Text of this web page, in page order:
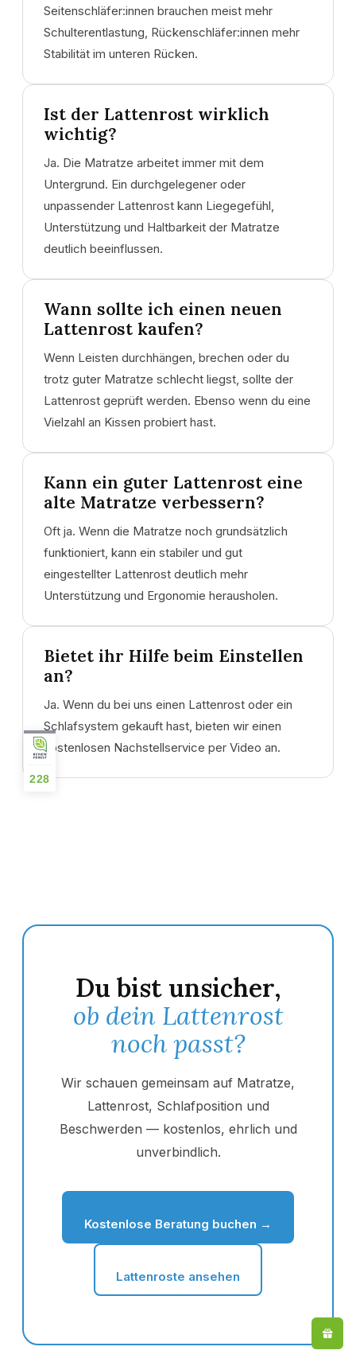
Seitenschläfer:innen brauchen meist mehr
Schulterentlastung, Rückenschläfer:innen mehr
Stabilität im unteren Rücken.
Ist der Lattenrost wirklich
wichtig?
Ja. Die Matratze arbeitet immer mit dem
Untergrund. Ein durchgelegener oder
unpassender Lattenrost kann Liegegefühl,
Unterstützung und Haltbarkeit der Matratze
deutlich beeinflussen.
Wann sollte ich einen neuen
Lattenrost kaufen?
Wenn Leisten durchhängen, brechen oder du
trotz guter Matratze schlecht liegst, sollte der
Lattenrost geprüft werden. Ebenso wenn du eine
Vielzahl an Kissen probiert hast.
Kann ein guter Lattenrost eine
alte Matratze verbessern?
Oft ja. Wenn die Matratze noch grundsätzlich
funktioniert, kann ein stabiler und gut
eingestellter Lattenrost deutlich mehr
Unterstützung und Ergonomie herausholen.
Bietet ihr Hilfe beim Einstellen
an?
Ja. Wenn du bei uns einen Lattenrost oder ein
Schlafsystem gekauft hast, bieten wir einen
kostenlosen Nachstellservice per Video an.
Du bist unsicher,
ob dein Lattenrost
noch passt?
Wir schauen gemeinsam auf Matratze,
Lattenrost, Schlafposition und
Beschwerden — kostenlos, ehrlich und
unverbindlich.
Kostenlose Beratung buchen →
Lattenroste ansehen
228